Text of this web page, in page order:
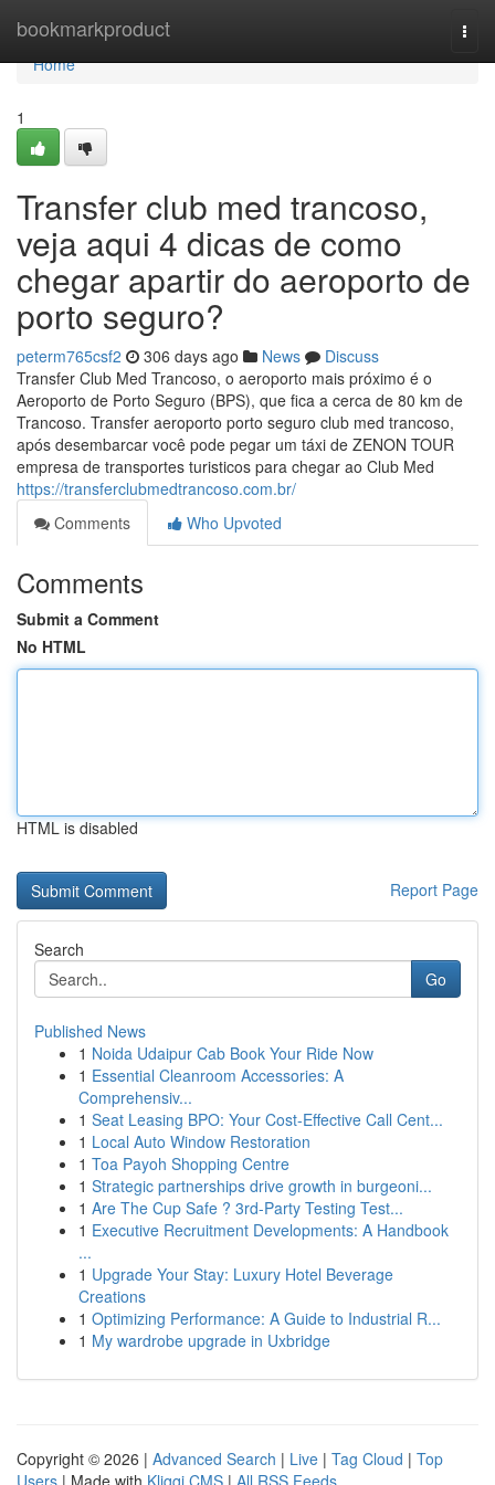
bookmarkproduct
Home
Home
1
Transfer club med trancoso,
veja aqui 4 dicas de como
chegar apartir do aeroporto de
porto seguro?
peterm765csf2 306 days ago News
Discuss
Transfer Club Med Trancoso, o aeroporto mais próximo é o
Aeroporto de Porto Seguro (BPS), que fica a cerca de 80 km de
Trancoso. Transfer aeroporto porto seguro club med trancoso,
após desembarcar você pode pegar um táxi de ZENON TOUR
empresa de transportes turisticos para chegar ao Club Med
https://transferclubmedtrancoso.com.br/
Comments
Who Upvoted
Comments
Submit a Comment
No HTML
HTML is disabled
Report Page
Search
Go
Published News
1 Noida Udaipur Cab Book Your Ride Now
1 Essential Cleanroom Accessories: A
Comprehensiv...
1 Seat Leasing BPO: Your Cost-Effective Call Cent...
1 Local Auto Window Restoration
1 Toa Payoh Shopping Centre
1 Strategic partnerships drive growth in burgeoni...
1 Are The Cup Safe ? 3rd-Party Testing Test...
1 Executive Recruitment Developments: A Handbook
...
1 Upgrade Your Stay: Luxury Hotel Beverage
Creations
1 Optimizing Performance: A Guide to Industrial R...
1 My wardrobe upgrade in Uxbridge
Copyright © 2026 | Advanced Search | Live | Tag Cloud | Top
Users | Made with Kliqqi CMS | All RSS Feeds